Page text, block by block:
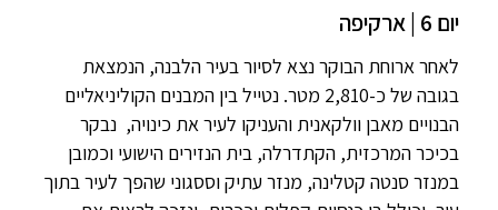
יום 6 | ארקיפה
לאחר ארוחת הבוקר נצא לסיור בעיר הלבנה, הנמצאת
בגובה של כ-2,810 מטר. נטייל בין המבנים הקוליניאליים
הבנויים מאבן וולקאנית והעניקו לעיר את כינויה, נבקר
בכיכר המרכזית, הקתדרלה, בית הנזירים הישועי וכמובן
במנזר סנטה קטלינה, מנזר עתיק וססגוני שהפך לעיר בתוך